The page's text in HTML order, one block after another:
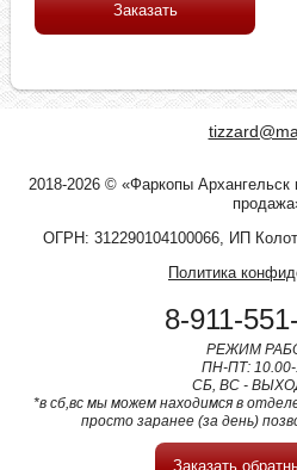
Заказать
2018-2026 © «Фаркопы Архангельск
ОГРН: 312290104100066, ИП
Политика
8-911-
РЕЖИМ
ПН-ПТ:
СБ, ВС -
*в сб,вс мы можем находимся в
просто заранее (за день)
Заказать